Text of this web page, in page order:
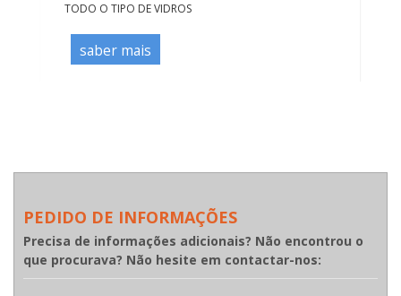
TODO O TIPO DE VIDROS
saber mais
PEDIDO DE INFORMAÇÕES
Precisa de informações adicionais? Não encontrou o
que procurava? Não hesite em contactar-nos: